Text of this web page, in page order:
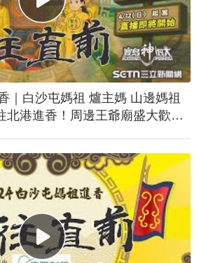
｜白沙屯媽祖 爐主媽 山邊媽祖
北港進香！周邊王爺廟盛大歡